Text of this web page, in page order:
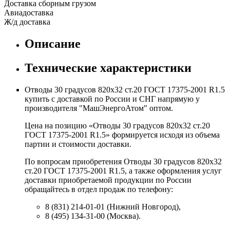
Доставка сборным грузом
Авиадоставка
Ж/д доставка
Описание
Технические характеристики
Отводы 30 градусов 820х32 ст.20 ГОСТ 17375-2001 R1.5
купить с доставкой по России и СНГ напрямую у
производителя "МашЭнергоАтом" оптом.
Цена на позицию «Отводы 30 градусов 820х32 ст.20
ГОСТ 17375-2001 R1.5» формируется исходя из объема
партии и стоимости доставки.
По вопросам приобретения Отводы 30 градусов 820х32
ст.20 ГОСТ 17375-2001 R1.5, а также оформления услуг
доставки приобретаемой продукции по России
обращайтесь в отдел продаж по телефону:
8 (831) 214-01-01 (Нижний Новгород),
8 (495) 134-31-00 (Москва).